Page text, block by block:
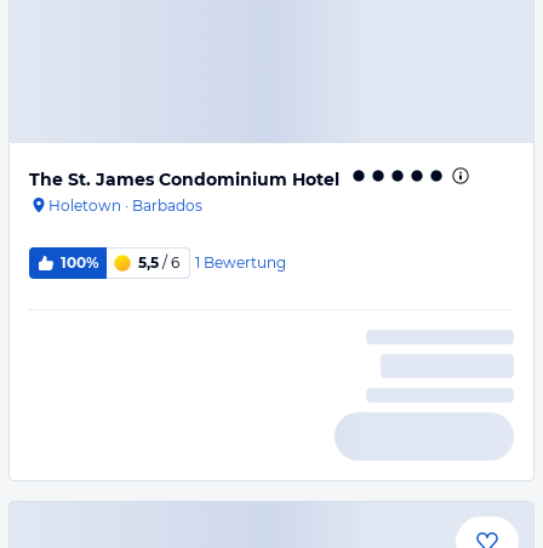
The St. James Condominium Hotel
Holetown · Barbados
100% 5,5 / 6 1 Bewertung